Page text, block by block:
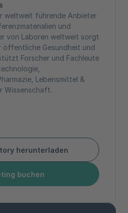
weltweit führende Anbieter
und
von Laboren weltweit sorgt
öffentliche Gesundheit und
Forscher und Fachleute
Lebensmittel &
Wissenschaft.
herunterladen
buchen